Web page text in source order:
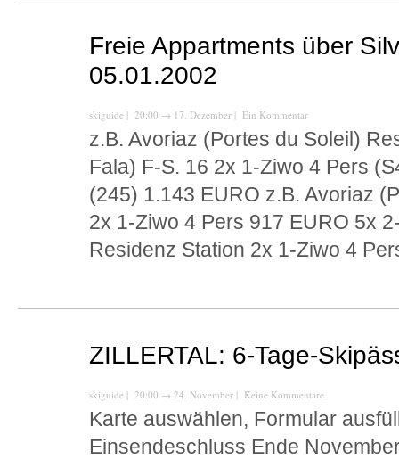
Freie Appartments über
05.01.2002
skiguide | 20:00 → 17. Dezember | Ein Kommentar
z.B. Avoriaz (Portes du Soleil)
Fala) F-S. 16 2x 1-Ziwo 4 Pers
(245) 1.143 EURO z.B. Avoriaz
2x 1-Ziwo 4 Pers 917 EURO 5x
Residenz Station 2x 1-Ziwo 4
ZILLERTAL: 6-Tage-
skiguide | 20:00 → 24. November | Keine Kommentare
Karte auswählen, Formular
Einsendeschluss Ende